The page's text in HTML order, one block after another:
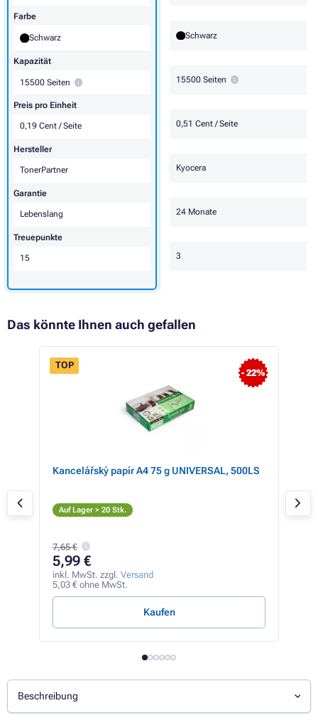
Schwarz
15500 Seiten
0,51 Cent / Seite
Kyocera
24 Monate
3
Farbe
Schwarz
Kapazität
15500 Seiten
Preis pro Einheit
0,19 Cent / Seite
Hersteller
TonerPartner
Garantie
Lebenslang
Treuepunkte
15
Das könnte Ihnen auch gefallen
- 22%
TOP
Kancelářský papír A4 75 g UNIVERSAL, 500LS
Auf Lager > 20 Stk.
7,65 €
5,99 €
inkl. MwSt. zzgl. Versand
5,03 € ohne MwSt.
Kaufen
Beschreibung